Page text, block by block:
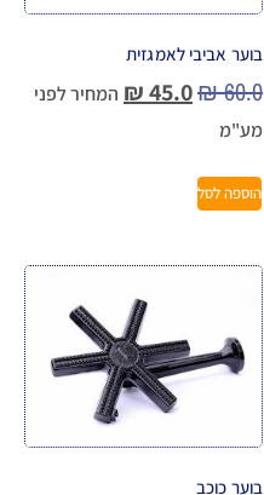
בוער אביבי לאמגזית
₪60.0
₪45.0
המחיר לפני
מע"מ
הוספה לסל
בוער כוכב